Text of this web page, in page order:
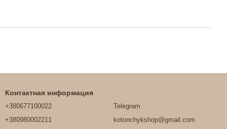
Контактная информация
+380677100022
+380980002211
Telegram
kotonchykshop@gmail.com